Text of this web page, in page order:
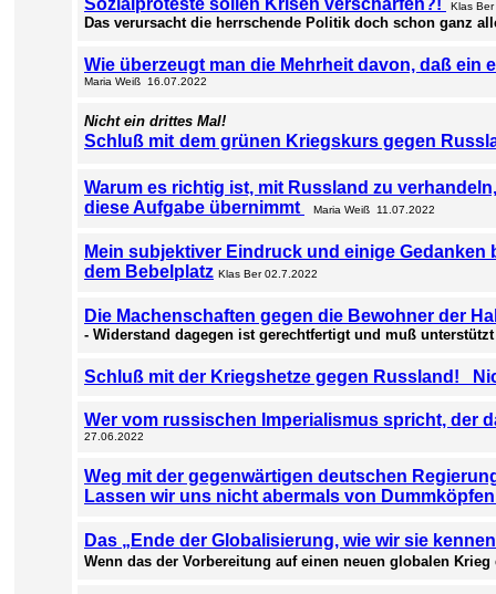
Sozialproteste sollen Krisen verschärfen?! Klas
Das verursacht die herrschende Politik doch schon ganz
Wie überzeugt man die Mehrheit davon, daß
Maria Weiß 16.07.2022
Nicht ein drittes Mal!
Schluß mit dem grünen Kriegskurs gegen
Warum es richtig ist, mit Russland zu
diese Aufgabe übernimmt
Maria Weiß 11.07.2022
Mein subjektiver Eindruck und einige
dem Bebelplatz Klas Ber 02.7.2022
Die Machenschaften gegen die Bewohner der
- Widerstand dagegen ist gerechtfertigt und muß
Schluß mit der Kriegshetze gegen Russland!
Wer vom russischen Imperialismus spricht, der
27.06.2022
Weg mit der gegenwärtigen deutschen
Lassen wir uns nicht abermals von
Das „Ende der Globalisierung, wie wir sie
Wenn das der Vorbereitung auf einen neuen globalen